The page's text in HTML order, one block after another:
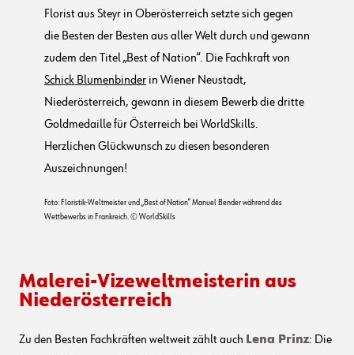
Florist aus Steyr in Oberösterreich setzte sich gegen
die Besten der Besten aus aller Welt durch und gewann
zudem den Titel „Best of Nation“. Die Fachkraft von
Schick Blumenbinder in Wiener Neustadt,
Niederösterreich, gewann in diesem Bewerb die dritte
Goldmedaille für Österreich bei WorldSkills.
Herzlichen Glückwunsch zu diesen besonderen
Auszeichnungen!
Foto: Floristik-Weltmeister und „Best of Nation“ Manuel Bender während des
Wettbewerbs in Frankreich. © WorldSkills
Malerei-Vizeweltmeisterin aus
Niederösterreich
Zu den Besten Fachkräften weltweit zählt auch Lena Prinz: Die